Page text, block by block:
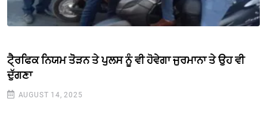
ਟੈ੍ਰਫਿਕ ਨਿਯਮ ਤੋੋੜਨ ਤੇ ਪੁਲਸ ਨੂੰ ਵੀ ਹੋਵੇਗਾ ਜੁਰਮਾਨਾ ਤੇ ਉਹ ਵੀ
ਦੁੱਗਣਾ
AUGUST 14, 2025